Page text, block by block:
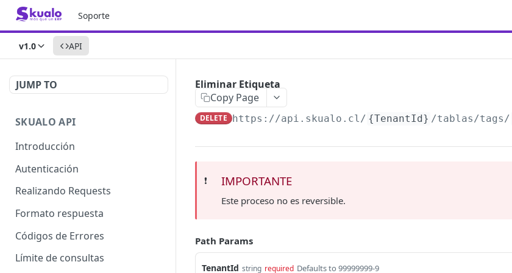
Soporte
v1.0 API
JUMP TO
SKUALO API
Introducción
Autenticación
Realizando Requests
Formato respuesta
Códigos de Errores
Límite de consultas
Eliminar Etiqueta
Copy Page
DELETE https://api.skualo.cl/ {TenantId} /tablas/tags/
❗️ IMPORTANTE
Este proceso no es reversible.
Path Params
TenantId string required Defaults to 99999999-9